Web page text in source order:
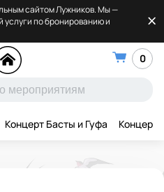
сайтом Лужников. Мы —
по бронированию и
0
Концерт Басты и Гуфа Концерт